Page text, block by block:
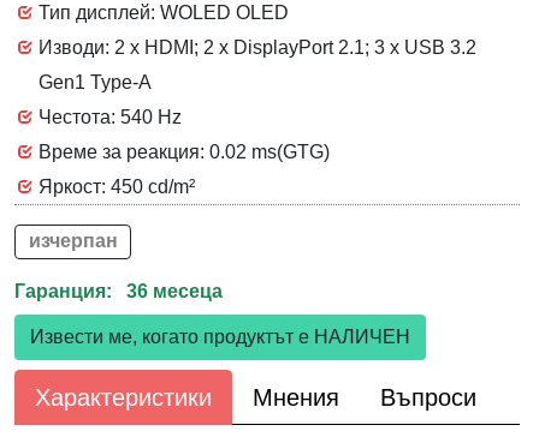
Тип дисплей: WOLED OLED
Изводи: 2 x HDMI; 2 x DisplayPort 2.1; 3 x USB 3.2
Gen1 Type-A
Честота: 540 Hz
Време за реакция: 0.02 ms(GTG)
Яркост: 450 cd/m²
изчерпан
Гаранция: 36 месеца
Извести ме, когато продуктът е НАЛИЧЕН
Характеристики Мнения Въпроси